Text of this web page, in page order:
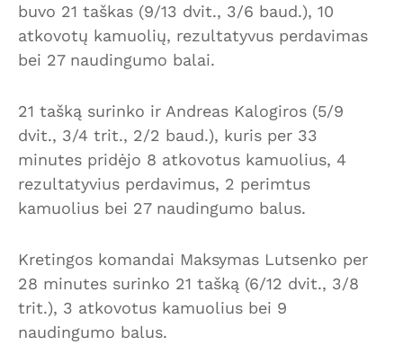
buvo 21 taškas (9/13 dvit., 3/6 baud.), 10
atkovotų kamuolių, rezultatyvus perdavimas
bei 27 naudingumo balai.
21 tašką surinko ir Andreas Kalogiros (5/9
dvit., 3/4 trit., 2/2 baud.), kuris per 33
minutes pridėjo 8 atkovotus kamuolius, 4
rezultatyvius perdavimus, 2 perimtus
kamuolius bei 27 naudingumo balus.
Kretingos komandai Maksymas Lutsenko per
28 minutes surinko 21 tašką (6/12 dvit., 3/8
trit.), 3 atkovotus kamuolius bei 9
naudingumo balus.